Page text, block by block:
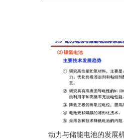
动力与储能电池的发展